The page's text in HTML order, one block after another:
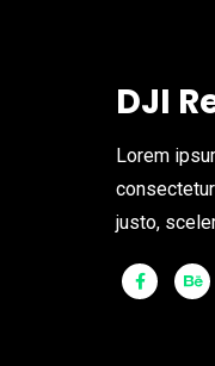
DJI
Lorem
justo,